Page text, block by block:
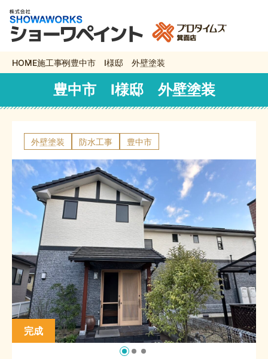
HOME施工事例豊中市 I様邸 外壁塗装
豊中市 I様邸 外壁塗装
外壁塗装 防水工事 豊中市
完成